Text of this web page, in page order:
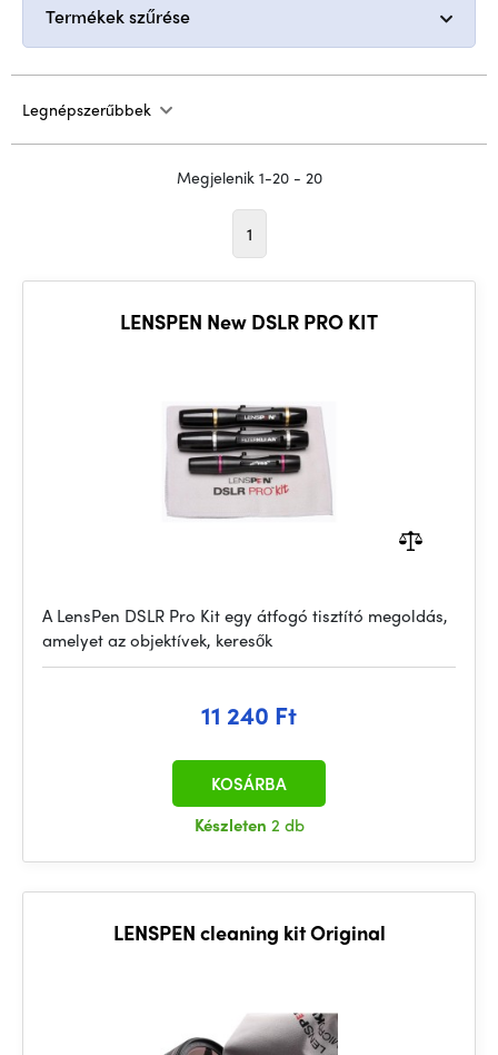
Termékek szűrése
Legnépszerűbbek
Megjelenik 1-20 - 20
1
LENSPEN New DSLR PRO KIT
A LensPen DSLR Pro Kit egy átfogó tisztító megoldás,
amelyet az objektívek, keresők
11 240 Ft
Készleten 2 db
KOSÁRBA
LENSPEN cleaning kit Original